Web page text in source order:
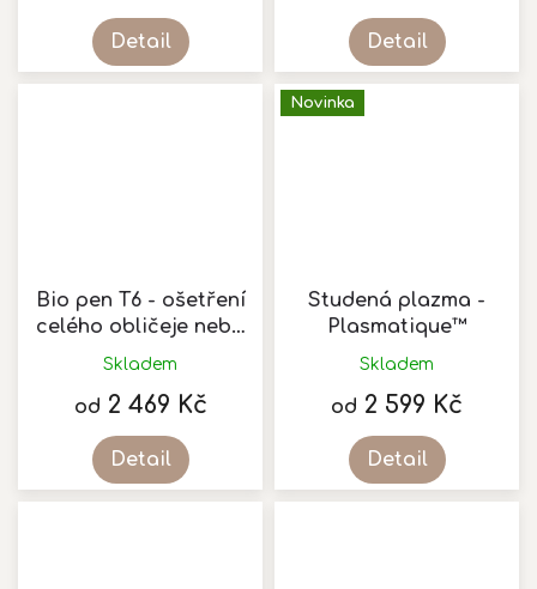
Detail Detail
Bio pen T6 - ošetření
celého obličeje nebo
krku a dekoltu
Skladem
od 2 469 Kč
Detail
Novinka
Studená plazma -
Plasmatique™
Průměrné
hodnocení
z
Skladem
od 2 599 Kč
Detail